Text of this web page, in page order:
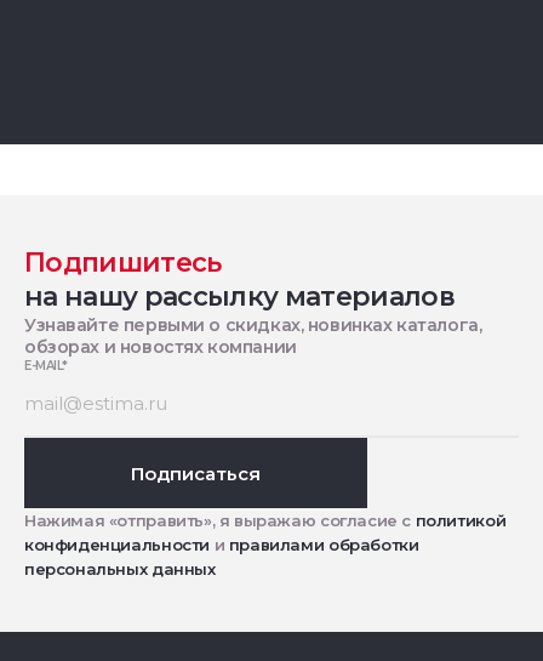
Подпишитесь
на нашу рассылку материалов
Узнавайте первыми о скидках, новинках каталога,
обзорах и новостях компании
E-MAIL*
Подписаться
Нажимая «отправить», я выражаю согласие с политикой
конфиденциальности и правилами обработки
персональных данных